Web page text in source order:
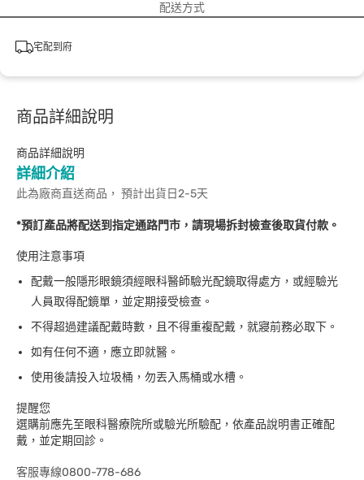
配送方式
宅配到府
商品詳細說明
商品詳細說明
詳細介紹
此為廠商直送商品， 預計出貨日2-5天
*預訂產品將配送到指定通路門市，請現場拆封檢查後取貨付款。
使用注意事項
配戴一般隱形眼鏡須經眼科醫師驗光配鏡取得處方，或經驗光
人員取得配鏡單，並定期接受檢查。
不得超過建議配戴時數，且不得重複配戴，就寢前務必取下。
如有任何不適，應立即就醫。
使用後請投入垃圾桶，勿丟入馬桶或水槽。
提醒您
選購前應先至眼科醫療院所或驗光所驗配，依產品說明書正確配
戴，並定期回診。
客服專線0800-778-686